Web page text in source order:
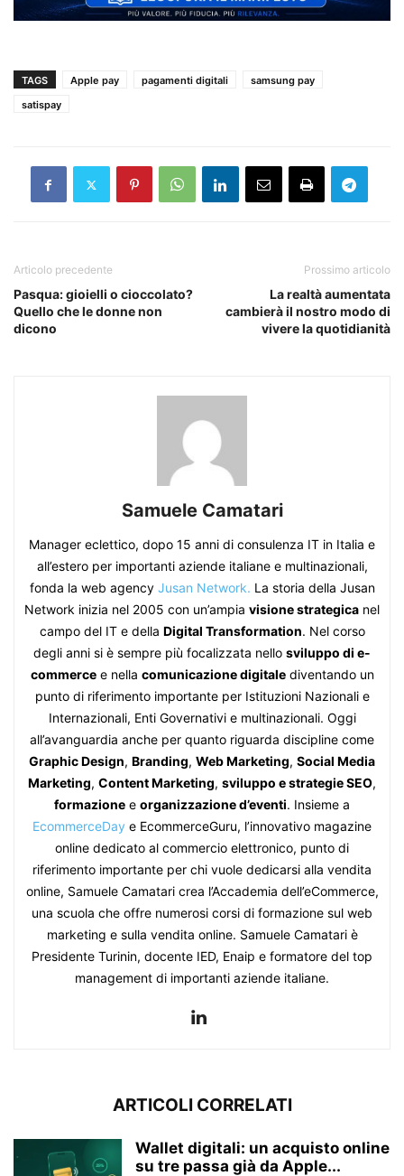
TAGS Apple pay pagamenti digitali
samsung pay
satispay
Articolo precedente
Pasqua: gioielli o cioccolato?
Quello che le donne non
dicono
Prossimo articolo
La realtà aumentata
cambierà il nostro modo di
vivere la quotidianità
Samuele Camatari
Manager eclettico, dopo 15 anni di consulenza IT in Italia e
all’estero per importanti aziende italiane e multinazionali,
fonda la web agency Jusan Network. La storia della Jusan
Network inizia nel 2005 con un’ampia visione strategica nel
campo del IT e della Digital Transformation. Nel corso
degli anni si è sempre più focalizzata nello sviluppo di e-
commercee nella comunicazione digitalediventando un
punto di riferimento importante per Istituzioni Nazionali e
Internazionali, Enti Governativi e multinazionali. Oggi
all’avanguardia anche per quanto riguarda discipline come
Graphic Design, Branding, Web Marketing, Social Media
Marketing, Content Marketing, sviluppo e strategie SEO,
formazione e organizzazione d’eventi. Insieme a
EcommerceDay e EcommerceGuru, l’innovativo magazine
online dedicato al commercio elettronico, punto di
riferimento importante per chi vuole dedicarsi alla vendita
online, Samuele Camatari crea l’Accademia dell’eCommerce,
una scuola che offre numerosi corsi di formazione sul web
marketing e sulla vendita online. Samuele Camatari è
Presidente Turinin, docente IED, Enaip e formatore del top
management di importanti aziende italiane.
ARTICOLI CORRELATI
Wallet digitali: un acquisto online
su tre passa già da Apple...